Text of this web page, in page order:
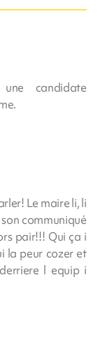
candidate
Le maire li, li
communiqué
pair!!! Qui ça i
la peur cozer et
l equip i